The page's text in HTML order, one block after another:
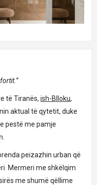
të Tiranës, ish-Blloku,
aktual të qytetit, duke
pestë me pamje
peizazhin urban që
Mermeri me shkëlqim
me shumë qëllime